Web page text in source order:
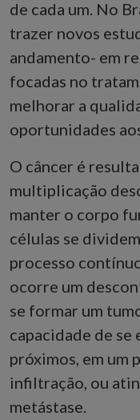
de cada um. No
trazer novos
andamento- em
focadas no
melhorar a
oportunidades
O câncer é
multiplicação
manter o corpo
células se
processo
ocorre um
se formar um
capacidade de se
próximos, em um
infiltração, ou
metástase.